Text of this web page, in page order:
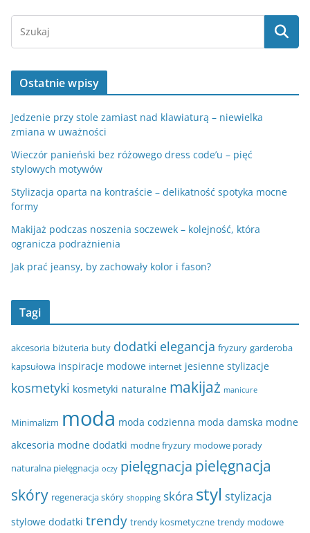
Ostatnie wpisy
Jedzenie przy stole zamiast nad klawiaturą – niewielka
zmiana w uważności
Wieczór panieński bez różowego dress code’u – pięć
stylowych motywów
Stylizacja oparta na kontraście – delikatność spotyka mocne
formy
Makijaż podczas noszenia soczewek – kolejność, która
ogranicza podrażnienia
Jak prać jeansy, by zachowały kolor i fason?
Tagi
akcesoria biżuteria buty dodatki elegancja fryzury garderoba
kapsułowa inspiracje modowe internet jesienne stylizacje
kosmetyki kosmetyki naturalne makijaż manicure
Minimalizm moda moda codzienna moda damska modne
akcesoria modne dodatki modne fryzury modowe porady
naturalna pielęgnacja oczy pielęgnacja pielęgnacja
skóry regeneracja skóry shopping skóra styl stylizacja
stylowe dodatki trendy trendy kosmetyczne trendy modowe